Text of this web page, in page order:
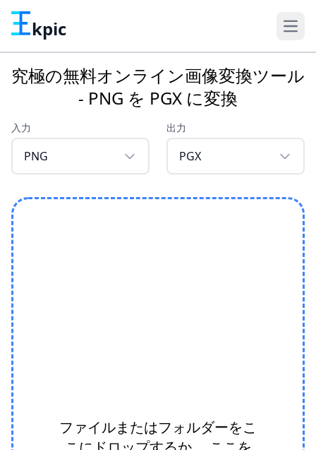
kpic
究極の無料オンライン画像変換ツール
- PNG を PGX に変換
入力
PNG
出力
PGX
ファイルまたはフォルダーをこ